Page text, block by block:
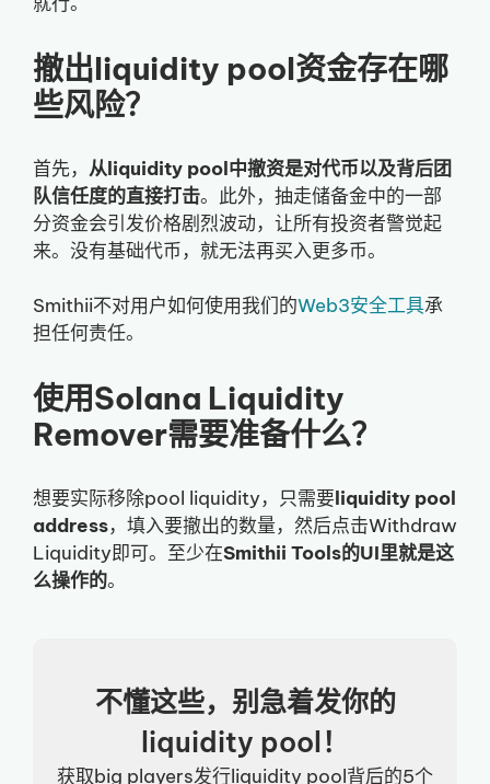
撤出liquidity pool资金存在哪
些风险？
首先， 从liquidity pool中撤资是对代币以及背后团
队信任度的直接打击。此外，抽走储备金中的一部
分资金会引发价格剧烈波动，让所有投资者警觉起
来。没有基础代币，就无法再买入更多币。
Smithii不对用户如何使用我们的Web3安全工具承
担任何责任。
使用Solana Liquidity
Remover需要准备什么？
想要实际移除pool liquidity，只需要liquidity pool
address，填入要撤出的数量，然后点击Withdraw
Liquidity即可。至少在Smithii Tools的UI里就是这
么操作的。
不懂这些，别急着发你的
liquidity pool！
获取big players发行liquidity pool背后的5个